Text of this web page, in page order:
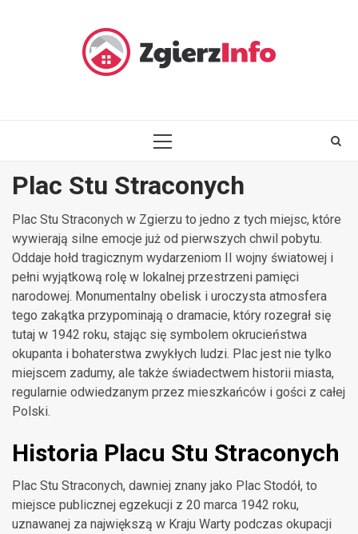
PRIMARY
Plac Stu Straconych
Plac Stu Straconych w Zgierzu to jedno z tych miejsc, które
wywierają silne emocje już od pierwszych chwil pobytu.
Oddaje hołd tragicznym wydarzeniom II wojny światowej i
pełni wyjątkową rolę w lokalnej przestrzeni pamięci
narodowej. Monumentalny obelisk i uroczysta atmosfera
tego zakątka przypominają o dramacie, który rozegrał się
tutaj w 1942 roku, stając się symbolem okrucieństwa
okupanta i bohaterstwa zwykłych ludzi. Plac jest nie tylko
miejscem zadumy, ale także świadectwem historii miasta,
regularnie odwiedzanym przez mieszkańców i gości z całej
Polski.
Historia Placu Stu Straconych
Plac Stu Straconych, dawniej znany jako Plac Stodół, to
miejsce publicznej egzekucji z 20 marca 1942 roku,
uznawanej za największą w Kraju Warty podczas okupacji